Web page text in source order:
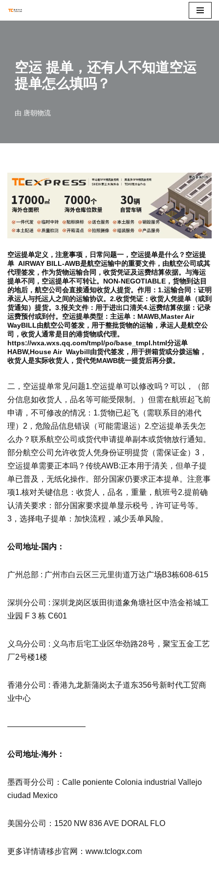
空运 提单，还有人不知道空运
提单怎么填吗？
由 唐朝物流
空运提单定义，注意事项，日常问题一，空运提单是什么？空运提
单 AIRWAY BILL-AWB是航空运输中的重要文件，由航空公司或其
代理签发，作为货物运输合同，收货凭证及运费结算依据。与海运
提单不同，空运提单不可转让。NON-NEGOTIABLE，货物到达目
的地后，航空公司会直接通知收货人提货。作用：1.运输合同：证明
承运人与托运人之间的运输协议。2.收货凭证：收货人凭提单（或到
货通知）提货。3.报关文件：用于进出口清关4.运费结算依据：记录
运费预付或到付。空运提单类型：主运单：MAWB,Master Air
WayBILL由航空公司签发，用于整批货物的运输，承运人是航空公
司，收货人通常是目的港货物或代理。
https://wxa.wxs.qq.com/tmpl/po/base_tmpl.html分运单
HABW,House Air Waybill由货代签发，用于拼箱货或分拨运输，
收货人是实际收货人，货代凭MAWB统一提货后再分拨。
二，空运提单常见问题1.空运提单可以修改吗？可以，（部
分信息如收货人，品名等可能受限制。）但需在航班起飞前
申请，不可修改的情况：1.货物已起飞（需联系目的港代
理）2，危险品信息错误（可能需退运）2.空运提单丢失怎
么办？联系航空公司或货代申请提单副本或货物放行通知。
部分航空公司允许收货人凭身份证明提货（需保证金）3，
空运提单需要正本吗？传统AWB:正本用于清关，但单子提
单已普及，无纸化操作。部分国家仍要求正本提单。注意事
项1.核对关键信息：收货人，品名，重量，航班号2.提前确
认清关要求：部分国家要求提单显示税号，许可证号等。
3，选择电子提单：加快流程，减少丢单风险。
公司地址-国内：
广州总部 : 广州市白云区三元里街道万达广场B3栋608-615
深圳分公司 : 深圳龙岗区坂田街道象角塘社区中浩金裕城工
业园 F 3 栋 C601
义乌分公司 : 义乌市后宅工业区华劲路28号，聚宝五金工艺
厂2号楼1楼
香港分公司 : 香港九龙新蒲岗太子道东356号新时代工贸商
业中心
——————————
公司地址-海外：
墨西哥分公司：Calle poniente Colonia industrial Vallejo
ciudad Mexico
美国分公司：1520 NW 836 AVE DORAL FLO
更多详情请移步官网：www.tclogx.com